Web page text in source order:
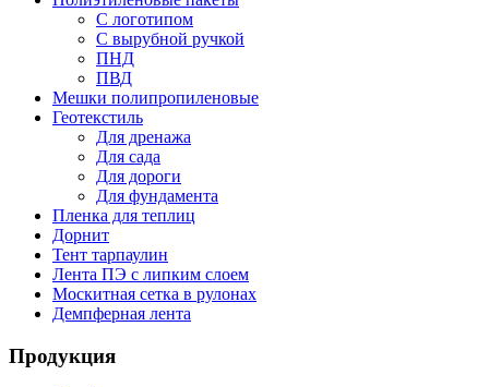
С логотипом
С вырубной ручкой
ПНД
ПВД
Мешки полипропиленовые
Геотекстиль
Для дренажа
Для сада
Для дороги
Для фундамента
Пленка для теплиц
Дорнит
Тент тарпаулин
Лента ПЭ с липким слоем
Москитная сетка в рулонах
Демпферная лента
Продукция